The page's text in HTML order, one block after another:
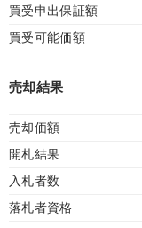
買受申出保証額
買受可能価額
売却結果
売却価額
開札結果
入札者数
落札者資格